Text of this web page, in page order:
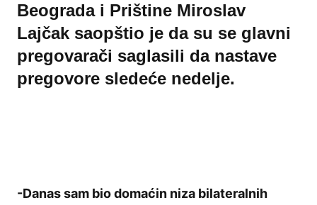
Beograda i Prištine Miroslav
Lajčak saopštio je da su se glavni
pregovarači saglasili da nastave
pregovore sledeće nedelje.
-Danas sam bio domaćin niza bilateralnih